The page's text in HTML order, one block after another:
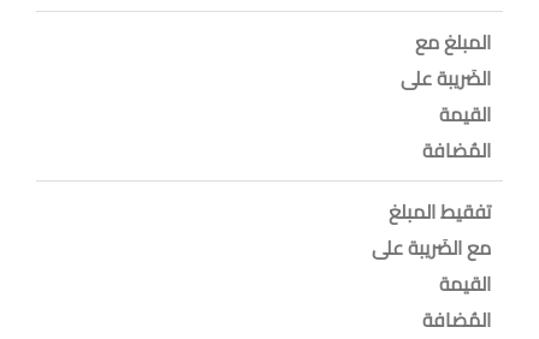
المبلغ مع
الضَريبة على
القيمة
المُضافة
تفقيط المبلغ
مع الضَريبة على
القيمة
المُضافة